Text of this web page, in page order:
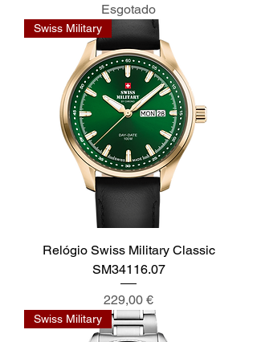
Esgotado
Swiss Military
Relógio Swiss Military Classic
SM34116.07
Preço
229,00 €
Swiss Military